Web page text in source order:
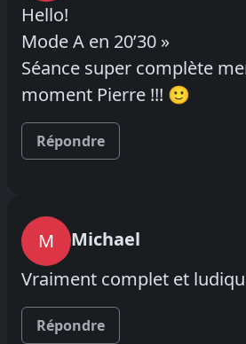
Hello!
Mode A en 20’30 »
Séance super complète
moment Pierre !!! 🙂
Répondre
M
Michael
Vraiment complet et
Répondre